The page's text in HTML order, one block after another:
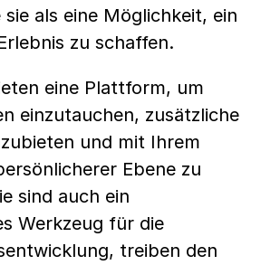
als eine Möglichkeit, ein
zu schaffen.
eine Plattform, um
einzutauchen, zusätzliche
und mit Ihrem
Ebene zu
sind auch ein
Werkzeug für die
treiben den